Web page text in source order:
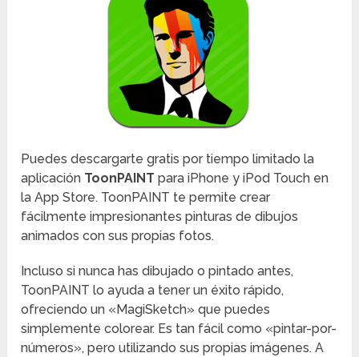
Puedes descargarte gratis por tiempo limitado la
aplicación ToonPAINTpara iPhone y iPod Touch en
la App Store. ToonPAINT te permite crear
fácilmente impresionantes pinturas de dibujos
animados con sus propias fotos.
Incluso si nunca has dibujado o pintado antes,
ToonPAINT lo ayuda a tener un éxito rápido,
ofreciendo un «MagiSketch» que puedes
simplemente colorear. Es tan fácil como «pintar-por-
números», pero utilizando sus propias imágenes. A